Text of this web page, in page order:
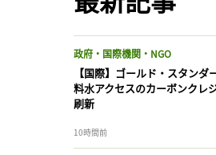
政府・国際機関・NGO
【国際】ゴールド・スタンダ
料水アクセスのカーボンクレ
刷新
10時間前